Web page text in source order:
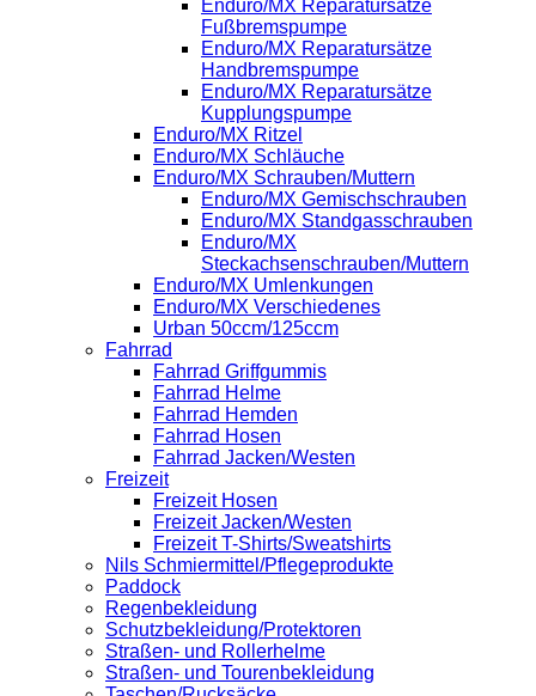
Enduro/MX Reparatursätze
Fußbremspumpe
Enduro/MX Reparatursätze
Handbremspumpe
Enduro/MX Reparatursätze
Kupplungspumpe
Enduro/MX Ritzel
Enduro/MX Schläuche
Enduro/MX Schrauben/Muttern
Enduro/MX Gemischschrauben
Enduro/MX Standgasschrauben
Enduro/MX
Steckachsenschrauben/Muttern
Enduro/MX Umlenkungen
Enduro/MX Verschiedenes
Urban 50ccm/125ccm
Fahrrad
Fahrrad Griffgummis
Fahrrad Helme
Fahrrad Hemden
Fahrrad Hosen
Fahrrad Jacken/Westen
Freizeit
Freizeit Hosen
Freizeit Jacken/Westen
Freizeit T-Shirts/Sweatshirts
Nils Schmiermittel/Pflegeprodukte
Paddock
Regenbekleidung
Schutzbekleidung/Protektoren
Straßen- und Rollerhelme
Straßen- und Tourenbekleidung